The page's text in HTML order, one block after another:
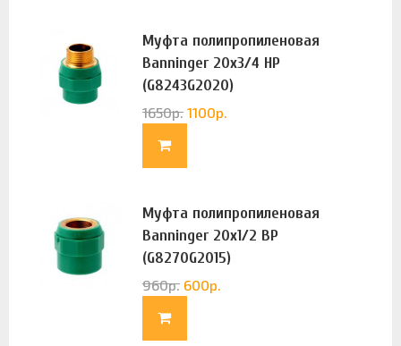
Муфта полипропиленовая
Banninger 20х3/4 НР
(G8243G2020)
1650р. 1100р.
Муфта полипропиленовая
Banninger 20х1/2 ВР
(G8270G2015)
960р. 600р.